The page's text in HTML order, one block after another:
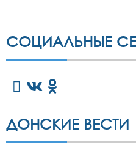
СОЦИАЛЬНЫЕ
ДОНСКИЕ ВЕСТИ